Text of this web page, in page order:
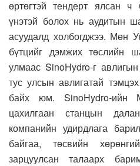
өртөгтэй тендерт ялсан
үнэтэй болох нь аудитын
асуудалд холбогджээ. Мөн
бүтцийг дэмжих төслийн
улмаас SinoHydro-г
тус улсын авлигатай
байх юм. SinoHydro-ийн
цахилгаан станцын
компанийн удирдлага
байгаа, төсвийн
зарцуулсан талаарх